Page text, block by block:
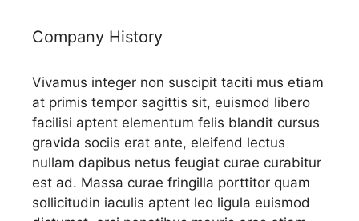
Company History
Vivamus integer non suscipit taciti mus etiam
at primis tempor sagittis sit, euismod libero
facilisi aptent elementum felis blandit cursus
gravida sociis erat ante, eleifend lectus
nullam dapibus netus feugiat curae curabitur
est ad. Massa curae fringilla porttitor quam
sollicitudin iaculis aptent leo ligula euismod